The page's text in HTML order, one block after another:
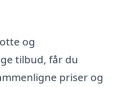
og
tilbud, får du
priser og